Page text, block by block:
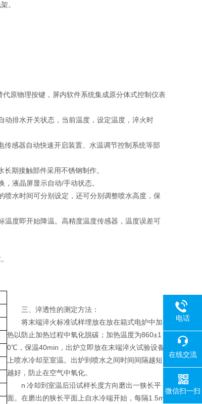
。
原物理按键，屏内软件系统集成原分体式控制仪表
动排水开关状态，当前温度，设定温度，淬火时
感器自动快速开启装置、水温调节控制系统等部
期接触部件采用不锈钢制作。
液晶屏显示自动/手动状态。
水时间可分别设定，还可分别调整喷水高度，保
温度即开始降温。高精度温度传感器，温度误差可
三、淬透性的测定方法：
将末端淬火标准试样埋放在放在箱式电炉中加
热以防止加热过程中氧化脱碳；加热温度为860±1
0℃，保温40min，出炉立即放在末端淬火试验设备
上喷水冷却至室温。出炉到喷水之间时间间隔越短
越好，防止在空气中氧化。
n 冷却到室温后沿试样长度方向磨出一狭长平
面。在磨出的狭长平面上自水冷端开始，每隔1.5m
电话
在线交流
微信扫一扫